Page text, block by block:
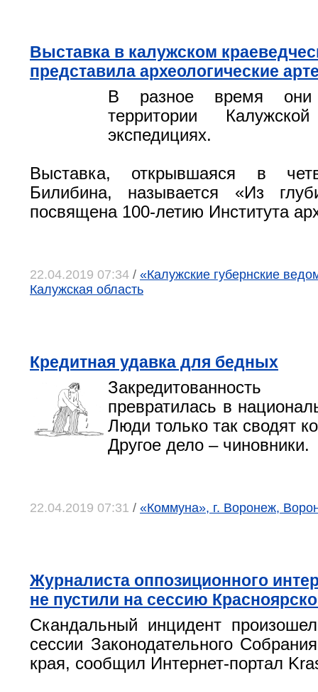
Выставка в калужском
представила археологические
В разное время
территории
экспедициях.
Выставка, открывшаяся в
Билибина, называется «Из
посвящена 100-летию Института
22.04.2019 07:34 / «Калужские губернские
Калужская область
Кредитная удавка для бедных
превратилась в
Люди только так сводят
Другое дело – чиновники.
22.04.2019 07:31 / «Коммуна», г. Воронеж,
Журналиста оппозиционного
не пустили на сессию
Скандальный инцидент
сессии Законодательного
края, сообщил Интернет-портал